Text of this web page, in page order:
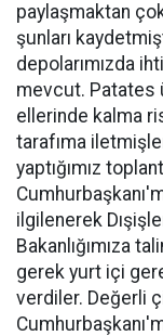
paylaşmaktan
şunları
depolarımızda
mevcut.
ellerinde kalma
tarafıma
yaptığımız
ilgilenerek
Bakanlığımıza
gerek yurt içi
verdiler. Değerli